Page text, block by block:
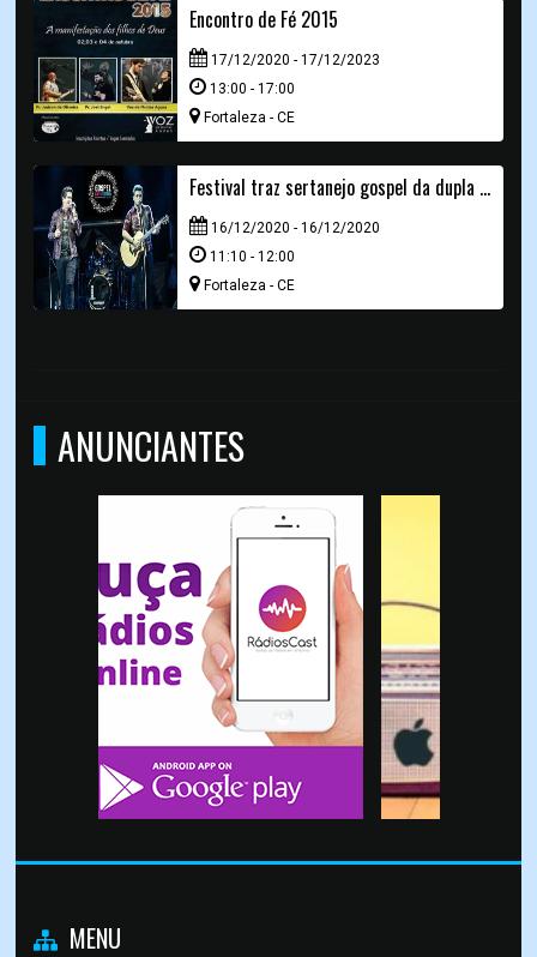
Encontro de Fé 2015
17/12/2020 - 17/12/2023
13:00 - 17:00
Fortaleza - CE
Festival traz sertanejo gospel da dupla André e Felipe
16/12/2020 - 16/12/2020
11:10 - 12:00
Fortaleza - CE
ANUNCIANTES
MENU